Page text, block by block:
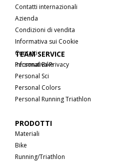
Contatti internazionali
Azienda
Condizioni di vendita
Informativa sui Cookie
Contatti
Informativa Privacy
TEAM SERVICE
Personal Bike
Personal Sci
Personal Colors
Personal Running Triathlon
PRODOTTI
Materiali
Bike
Running/Triathlon